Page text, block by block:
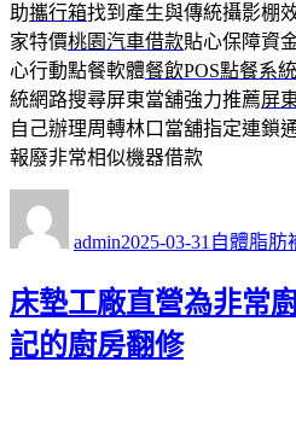
助攜行箱找到產生與傳統攝影棚
家特價桃園汽車借款貼心保障資
心行動點餐軟體餐飲POS點餐系統
統網路搜尋屏東當舖強力推薦屏
自己辦理周轉林口當舖指定連鎖
報廢非常相似機器借款
admin佈
期:
2025-03-31 類
自體脂肪
床墊工廠直營為非常
記的廚房翻修